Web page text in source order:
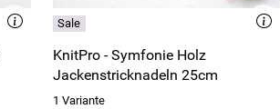
KnitPro - Symfonie Holz
Jackenstricknadeln 25cm
1 Variante